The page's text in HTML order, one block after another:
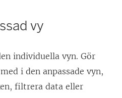
e
r
)
vy
individuella vyn. Gör
i den anpassade vyn,
filtrera data eller